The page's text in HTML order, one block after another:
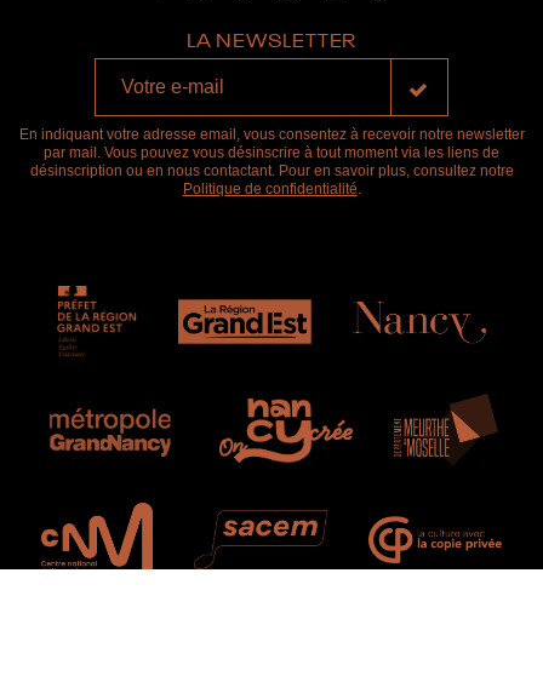
LA NEWSLETTER
En indiquant votre adresse email, vous consentez à recevoir notre newsletter
par mail. Vous pouvez vous désinscrire à tout moment via les liens de
désinscription ou en nous contactant. Pour en savoir plus, consultez notre
Politique de confidentialité.